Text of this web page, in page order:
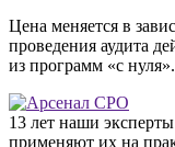
Цена меняется в
проведения аудита
из программ «с нуля».
13 лет наши
применяют их на